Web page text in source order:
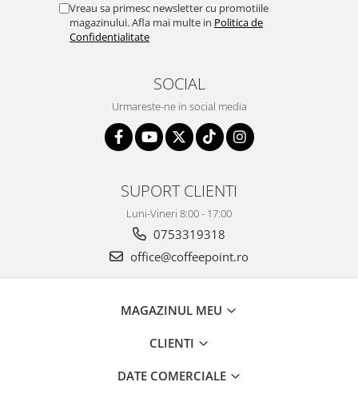
Vreau sa primesc newsletter cu promotiile
magazinului. Afla mai multe in Politica de
Confidentialitate
SOCIAL
Urmareste-ne in social media
SUPORT CLIENTI
Luni-Vineri 8:00 - 17:00
0753319318
office@coffeepoint.ro
MAGAZINUL MEU
CLIENTI
DATE COMERCIALE